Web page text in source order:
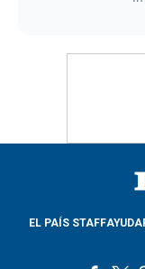
EL PAÍS STAFFAYUDA